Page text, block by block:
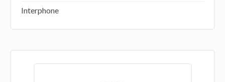
Interphone